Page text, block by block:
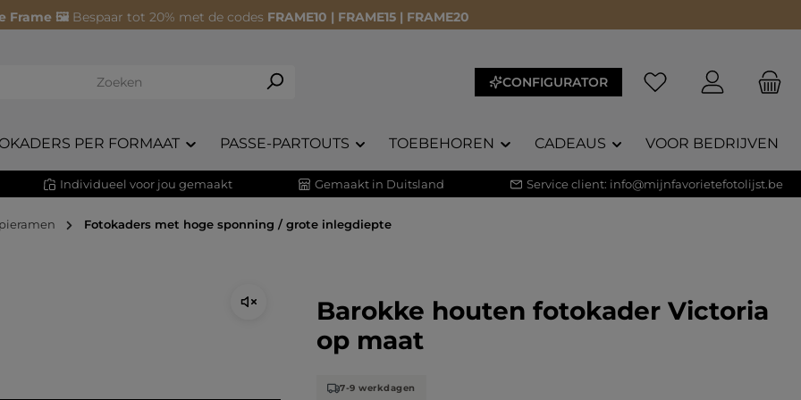
Frame 🖼️ Bespaar tot 20% met de codes FRAME10 | FRAME15 | FRAME20
CONFIGURATOR
PER FORMAAT PASSE-PARTOUTS TOEBEHOREN CADEAUS VOOR BEDRIJVEN
Individueel voor jou gemaakt Gemaakt in Duitsland Service client: info@mijnfavorietefotolijst.be
Fotokaders met hoge sponning / grote inlegdiepte
Barokke houten fotokader Victoria
op maat
7-9 werkdagen